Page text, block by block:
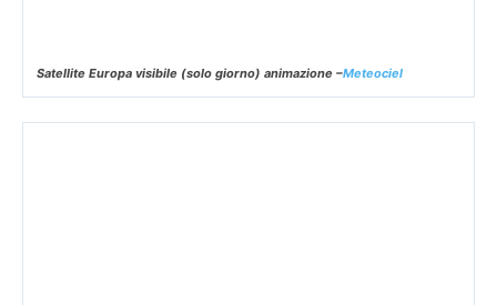
Satellite Europa visibile (solo giorno) animazione –Meteociel